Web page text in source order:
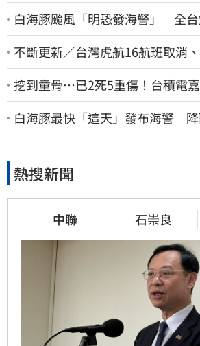
白海豚颱風「明恐發海警」 全
不斷更新／台灣虎航16航班取消
挖到童骨…已2死5重傷！台積電
畫面曝光」
白海豚最快「這天」發布海警
熱搜新聞
中聯 石崇良